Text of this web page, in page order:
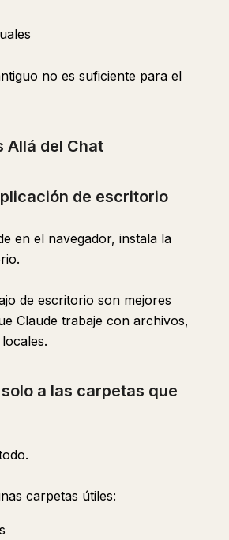
no es suficiente para el
Allá del Chat
de escritorio
en el navegador, instala la
de escritorio son mejores
Claude trabaje con archivos,
a las carpetas que
carpetas útiles: